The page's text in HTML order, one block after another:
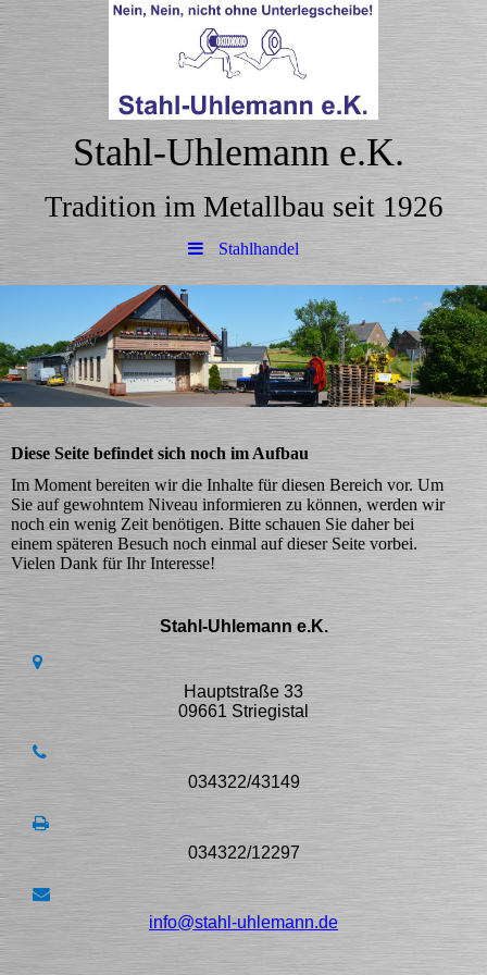
Stahl-Uhlemann e.K.
Tradition im Metallbau seit 1926
Stahlhandel
Diese Seite befindet sich noch im Aufbau
Im Moment bereiten wir die Inhalte für diesen Bereich vor. Um
Sie auf gewohntem Niveau informieren zu können, werden wir
noch ein wenig Zeit benötigen. Bitte schauen Sie daher bei
einem späteren Besuch noch einmal auf dieser Seite vorbei.
Vielen Dank für Ihr Interesse!
Stahl-Uhlemann e.K.
Hauptstraße 33
09661 Striegistal
034322/43149
034322/12297
info@stahl-uhlemann.de